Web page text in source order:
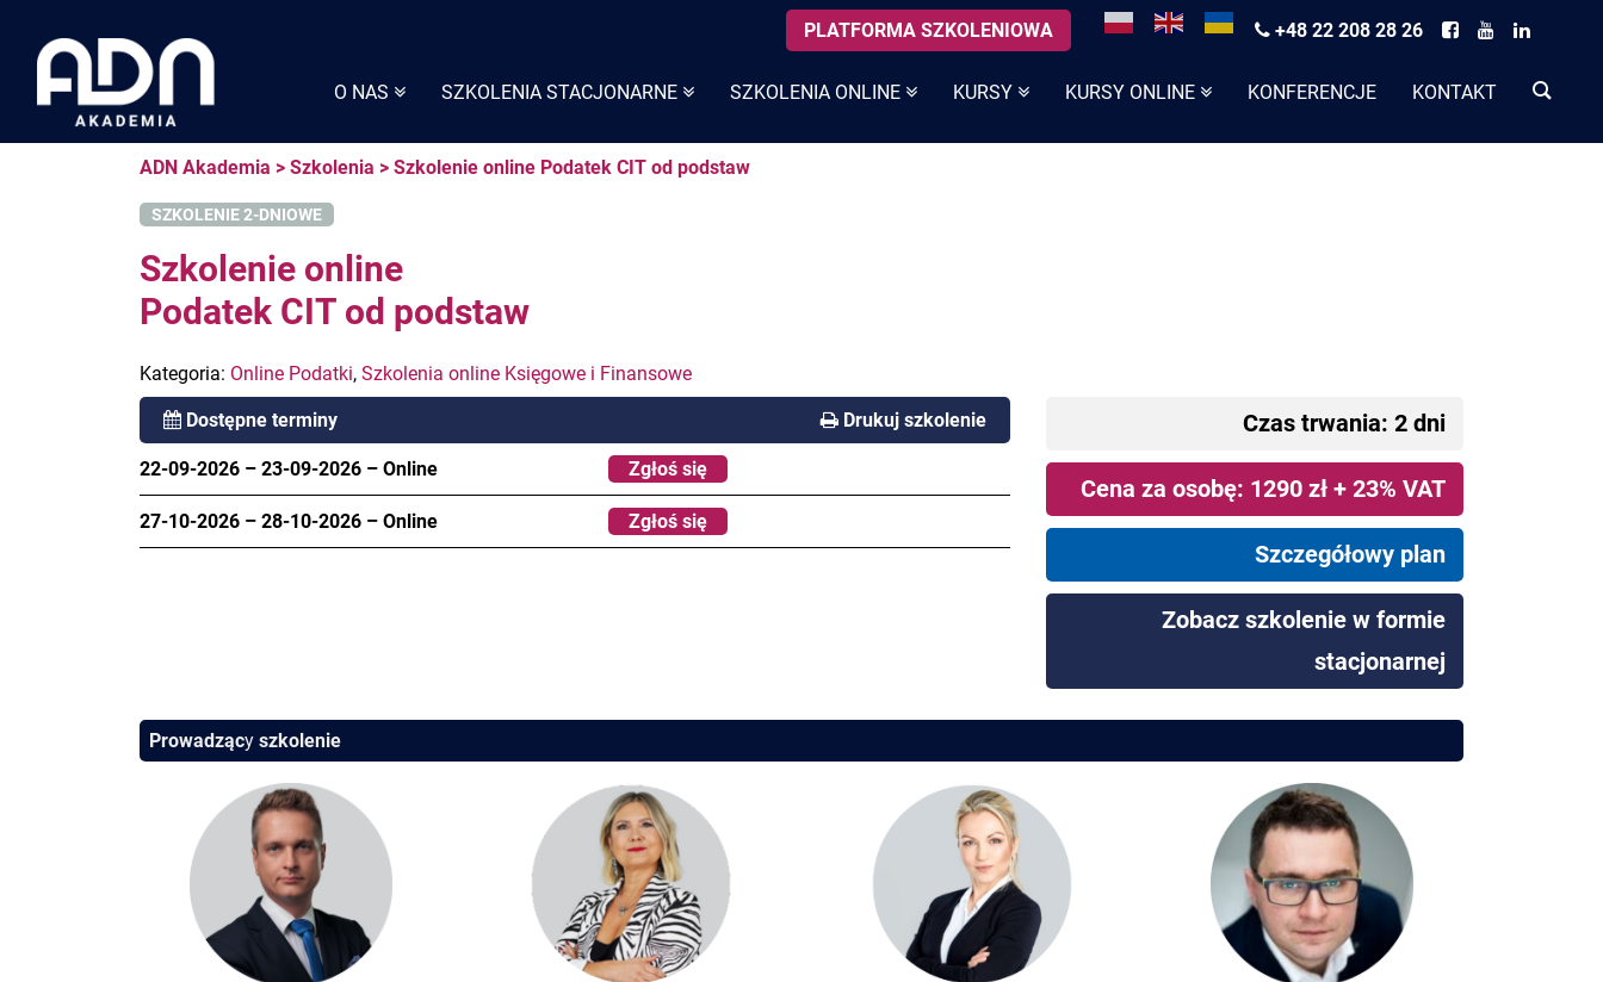
O NAS SZKOLENIA STACJONARNE SZKOLENIA ONLINE KURSY KURSY ONLINE KONFERENCJE KONTAKT
content
PLATFORMA SZKOLENIOWA +48 22 208 28 26
ADN Akademia > Szkolenia > Szkolenie online Podatek CIT od podstaw
SZKOLENIE 2-DNIOWE
Szkolenie online
Podatek CIT od podstaw
Kategoria: Online Podatki, Szkolenia online Księgowe i Finansowe
Dostępne terminy Drukuj szkolenie
22-09-2026 – 23-09-2026 – Online Zgłoś się
27-10-2026 – 28-10-2026 – Online Zgłoś się
Czas trwania: 2 dni
Cena za osobę: 1290 zł + 23% VAT
Szczegółowy plan
Zobacz szkolenie w formie
stacjonarnej
Prowadzący szkolenie